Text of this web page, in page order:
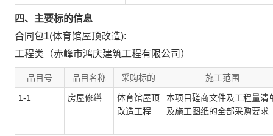
四、主要标的信息
合同包1(体育馆屋顶改造):
工程类（赤峰市鸿庆建筑工程有限公司）
品目号 品目名称 采购标的 施工范围
1-1 房屋修缮
体育馆屋顶
改造工程
本项目磋商文件及工程量清
及施工图纸的全部采购要求